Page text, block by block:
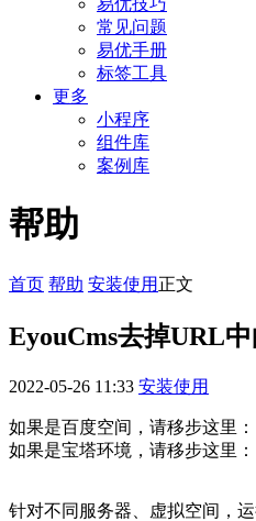
易优技巧
常见问题
易优手册
标签工具
更多
小程序
组件库
案例库
帮助
首页 帮助 安装使用 正文
EyouCms去掉URL
2022-05-26 11:33 安装使用
如果是百度空间，请移步这里
如果是宝塔环境，请移步这里
针对不同服务器、虚拟空间，